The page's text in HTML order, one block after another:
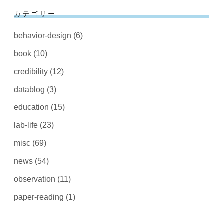
カテゴリー
behavior-design (6)
book (10)
credibility (12)
datablog (3)
education (15)
lab-life (23)
misc (69)
news (54)
observation (11)
paper-reading (1)